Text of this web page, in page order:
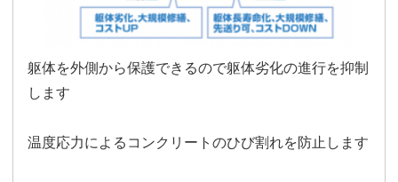
躯体を外側から保護できるので躯体劣化の進行を抑制
します
温度応力によるコンクリートのひび割れを防止します